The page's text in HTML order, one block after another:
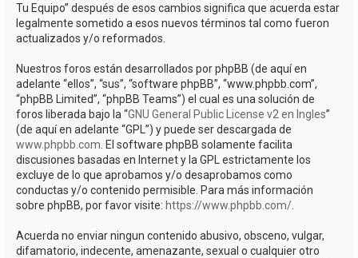
Tu Equipo” después de esos cambios significa que acuerda estar
legalmente sometido a esos nuevos términos tal como fueron
actualizados y/o reformados.
Nuestros foros están desarrollados por phpBB (de aquí en
adelante “ellos”, “sus”, “software phpBB”, “www.phpbb.com”,
“phpBB Limited”, “phpBB Teams”) el cual es una solución de
foros liberada bajo la “GNU General Public License v2 en Ingles”
(de aquí en adelante “GPL”) y puede ser descargada de
www.phpbb.com . El software phpBB solamente facilita
discusiones basadas en Internet y la GPL estrictamente los
excluye de lo que aprobamos y/o desaprobamos como
conductas y/o contenido permisible. Para más información
sobre phpBB, por favor visite: https://www.phpbb.com/
Acuerda no enviar ningun contenido abusivo, obsceno, vulgar,
difamatorio, indecente, amenazante, sexual o cualquier otro